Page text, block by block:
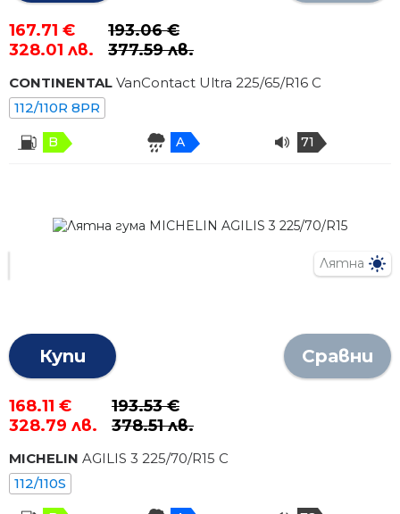
167.71 €
328.01 лв.
193.06 €
377.59 лв.
CONTINENTAL VanContact Ultra 225/65/R16 C
112/110R 8PR
B A 71
Лятна
Купи Сравни
168.11 €
328.79 лв.
193.53 €
378.51 лв.
MICHELIN AGILIS 3 225/70/R15 C
112/110S